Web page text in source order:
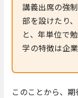
講義出席の強
部を設けたり
と、年単位で
学の特徴は企
このことから、